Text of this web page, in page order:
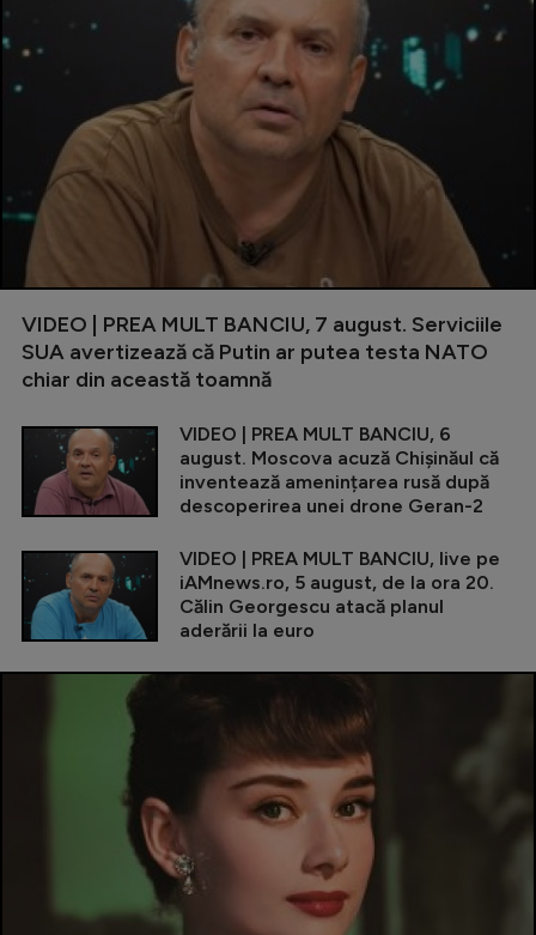
VIDEO | PREA MULT BANCIU, 7 august. Serviciile
SUA avertizează că Putin ar putea testa NATO
chiar din această toamnă
VIDEO | PREA MULT BANCIU, 6
august. Moscova acuză Chișinăul că
inventează amenințarea rusă după
descoperirea unei drone Geran-2
VIDEO | PREA MULT BANCIU, live pe
iAMnews.ro, 5 august, de la ora 20.
Călin Georgescu atacă planul
aderării la euro